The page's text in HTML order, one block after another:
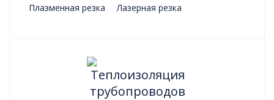
Плазменная резка
Лазерная резка